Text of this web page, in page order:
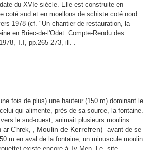
du XVIe siècle. Elle est construite en
coté sud et en moellons de schiste coté nord.
1978 (cf. "Un chantier de restauration, la
en Briec-de-l'Odet. Compte-Rendu des
T.I, pp.265-273, ill. .
fois de plus) une hauteur (150 m) dominant le
qui alimente, près de sa source, la fontaine.
le sud-ouest, animait plusieurs moulins
ar C'hrek, , Moulin de Kerrefren) avant de se
m en aval de la fontaine, un minuscule moulin